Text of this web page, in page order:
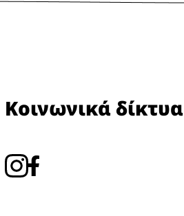
Κοινωνικά δίκτυα